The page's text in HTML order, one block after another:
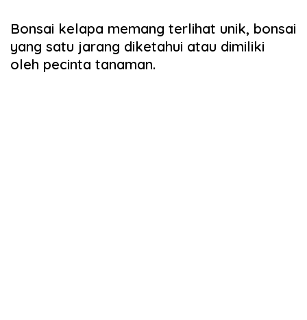
Bonsai kelapa memang terlihat unik, bonsai
yang satu jarang diketahui atau dimiliki
oleh pecinta tanaman.